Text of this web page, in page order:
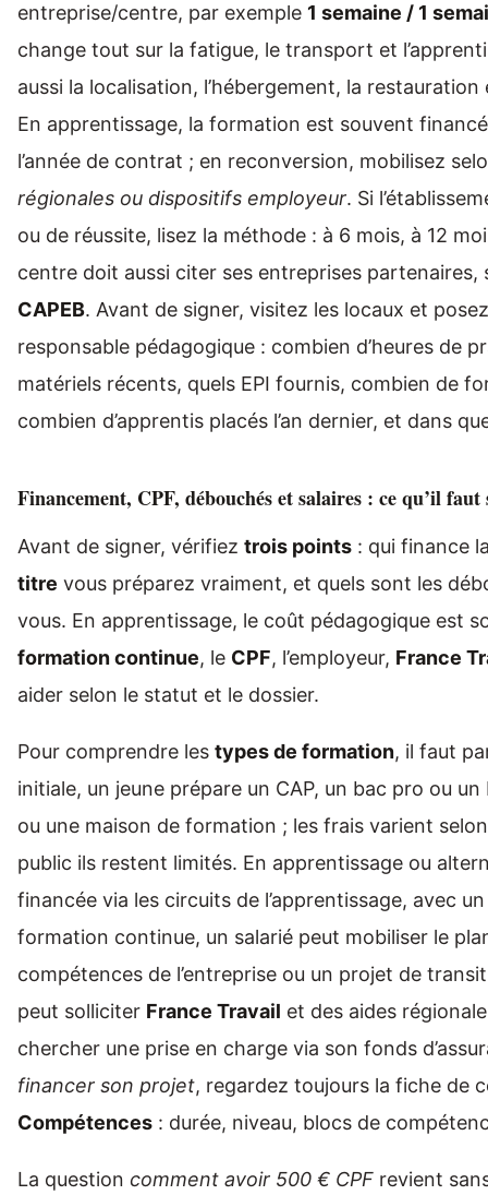
entreprise/centre, par exemple 1 semaine / 1
change tout sur la fatigue, le transport et
aussi la localisation, l’hébergement, la
En apprentissage, la formation est souvent
l’année de contrat ; en reconversion, mobilisez
régionales ou dispositifs employeur. Si
ou de réussite, lisez la méthode : à 6 mois, à 12
centre doit aussi citer ses entreprises partenaires,
CAPEB. Avant de signer, visitez les locaux et
responsable pédagogique : combien d’heures de
matériels récents, quels EPI fournis, combien de
combien d’apprentis placés l’an dernier, et dans
Financement, CPF, débouchés et salaires : ce qu’il
Avant de signer, vérifiez trois points : qui finance
titre vous préparez vraiment, et quels sont les
vous. En apprentissage, le coût pédagogique est
formation continue, le CPF, l’employeur, France
aider selon le statut et le dossier.
Pour comprendre les types de formation, il faut
initiale, un jeune prépare un CAP, un bac pro ou
ou une maison de formation ; les frais varient
public ils restent limités. En apprentissage ou
financée via les circuits de l’apprentissage, avec
formation continue, un salarié peut mobiliser le
compétences de l’entreprise ou un projet de
peut solliciter France Travail et des aides
chercher une prise en charge via son fonds
financer son projet, regardez toujours la fiche de
Compétences : durée, niveau, blocs de
La question comment avoir 500 € CPF revient